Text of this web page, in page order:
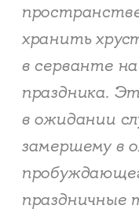
хранить
в серванте
праздника.
в ожидании
замершему в
праздничные